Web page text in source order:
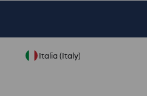
Italia (Italy)